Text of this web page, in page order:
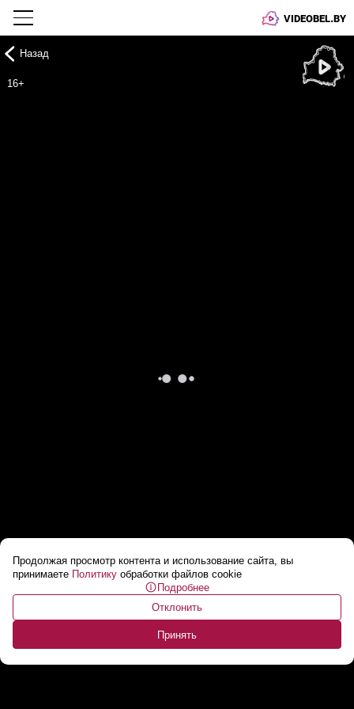
VIDEOBEL.BY
Продолжая просмотр контента и использование сайта, вы
принимаете Политику обработки файлов cookie
Подробнее
Отклонить
Принять
Назад
16+
ООН сокращает помощь беженцам по всему
миру...